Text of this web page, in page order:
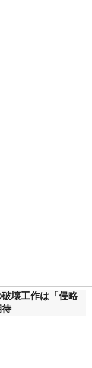
壊工作は「侵略